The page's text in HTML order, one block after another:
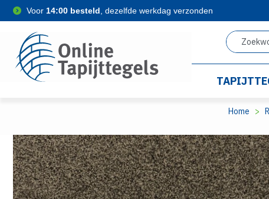
Voor 14:00 besteld , dezelfde werkdag verzonden
Home